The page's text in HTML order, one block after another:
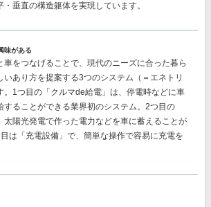
垂直の構造躯体を実現しています。
味がある
車をつなげることで、現代のニーズに合った暮ら
いあり方を提案する3つのシステム（＝エネトリ
。1つ目の「クルマde給電」は、停電時などに車
することができる業界初のシステム。2つ目の
太陽光発電で作った電力などを車に蓄えることが
は「充電設備」で、簡単な操作で容易に充電を